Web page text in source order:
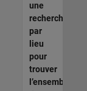
une
recherche
par
lieu
pour
trouver
l’ensemble